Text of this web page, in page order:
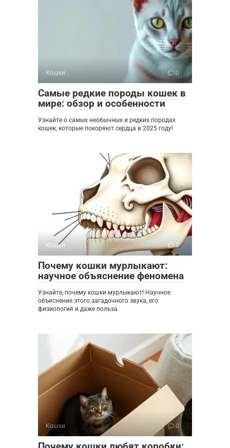
Кошки 0
Самые редкие породы кошек в
мире: обзор и особенности
Узнайте о самых необычных и редких породах
кошек, которые покоряют сердца в 2025 году!
Кошки 0
Почему кошки мурлыкают:
научное объяснение феномена
Узнайте, почему кошки мурлыкают! Научное
объяснение этого загадочного звука, его
физиология и даже польза
Кошки 0